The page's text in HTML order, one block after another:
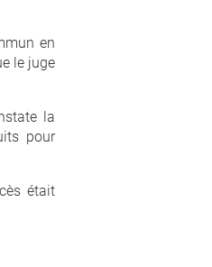
en
le juge
la
pour
était